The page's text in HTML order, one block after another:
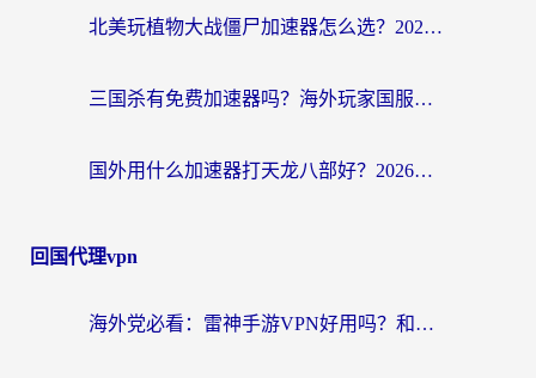
北美玩植物大战僵尸加速器怎么选？2026海外党必看的国服游戏加速指南
三国杀有免费加速器吗？海外玩家国服畅玩终极指南（附泰国南非专属解决方案）
国外用什么加速器打天龙八部好？2026海外玩家国服游戏加速全攻略
回国代理vpn
海外党必看：雷神手游VPN好用吗？和天速回国VPN对比哪个回国效果更好？附实用加速器选择指南